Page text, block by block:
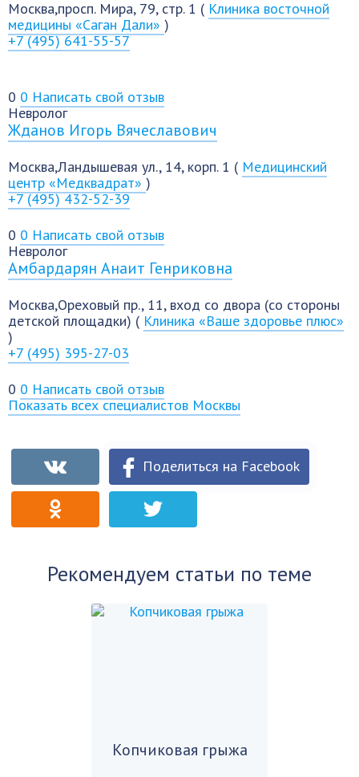
Москва,просп. Мира, 79, стр. 1 ( Клиника восточной
медицины «Саган Дали» )
+7 (495) 641-55-57
0 0 Написать свой отзыв
Невролог
Жданов Игорь Вячеславович
Москва,Ландышевая ул., 14, корп. 1 ( Медицинский
центр «Медквадрат» )
+7 (495) 432-52-39
0 0 Написать свой отзыв
Невролог
Амбардарян Анаит Генриковна
Москва,Ореховый пр., 11, вход со двора (со стороны
детской площадки) ( Клиника «Ваше здоровье плюс»
)
+7 (495) 395-27-03
0 0 Написать свой отзыв
Показать всех специалистов Москвы
Поделиться на Facebook
Рекомендуем статьи по теме
Копчиковая грыжа